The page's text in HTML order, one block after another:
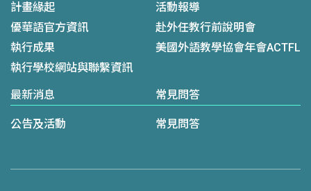
計畫緣起
優華語官方資訊
執行成果
執行學校網站與聯繫資訊
活動報導
赴外任教行前說明會
美國外語教學協會年會ACTFL
最新消息
公告及活動
常見問答
常見問答